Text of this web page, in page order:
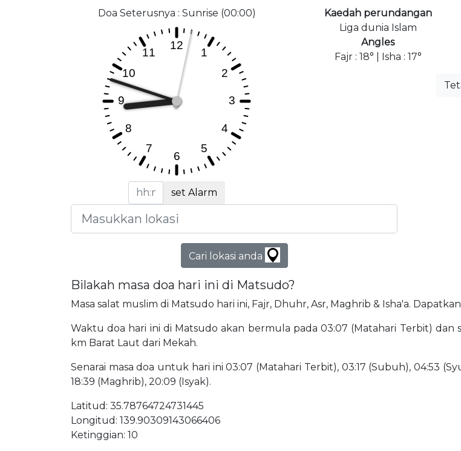
Doa Seterusnya : Sunrise (00:00)
set Alarm
Kaedah perundangan
Liga dunia Islam
Angles
Fajr : 18° | Isha : 17°
Cari lokasi anda
Bilakah masa doa hari ini di Matsudo?
Masa salat muslim di Matsudo hari ini, Fajr, Dhuhr, Asr, Maghrib & Isha'a.
Waktu doa hari ini di Matsudo akan bermula pada 03:07 (Matahari Terbit) dan
km Barat Laut dari Mekah.
Senarai masa doa untuk hari ini 03:07 (Matahari Terbit), 03:17 (Subuh), 04:53
18:39 (Maghrib), 20:09 (Isyak).
Latitud: 35.78764724731445
Longitud: 139.90309143066406
Ketinggian: 10